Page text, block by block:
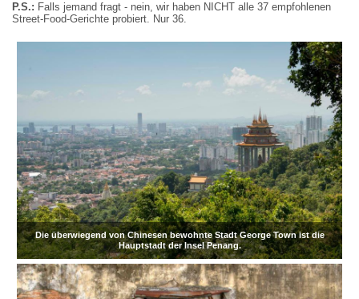
P.S.: Falls jemand fragt - nein, wir haben NICHT alle 37 empfohlenen
Street-Food-Gerichte probiert. Nur 36.
Die überwiegend von Chinesen bewohnte Stadt George Town ist die
Hauptstadt der Insel Penang.